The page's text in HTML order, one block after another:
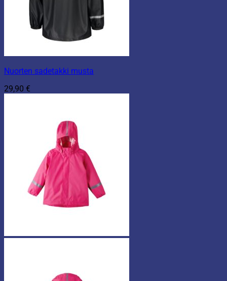
Nuorten sadetakki musta
29,90 €